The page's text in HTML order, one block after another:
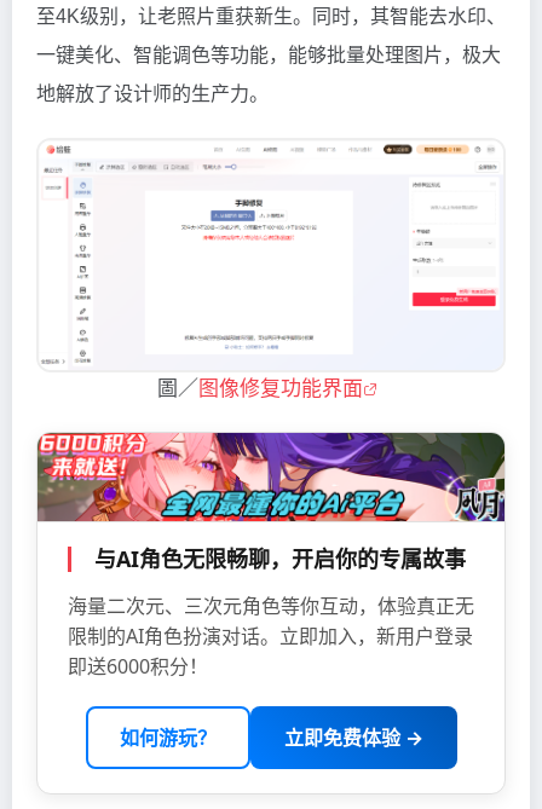
至4K级别，让老照片重获新生。同时，其智能去水印、
一键美化、智能调色等功能，能够批量处理图片，极大
地解放了设计师的生产力。
圖／ 图像修复功能界面
与AI角色无限畅聊，开启你的专属故事
海量二次元、三次元角色等你互动，体验真正无
限制的AI角色扮演对话。立即加入，新用户登录
即送6000积分！
如何游玩？ 立即免费体验 →